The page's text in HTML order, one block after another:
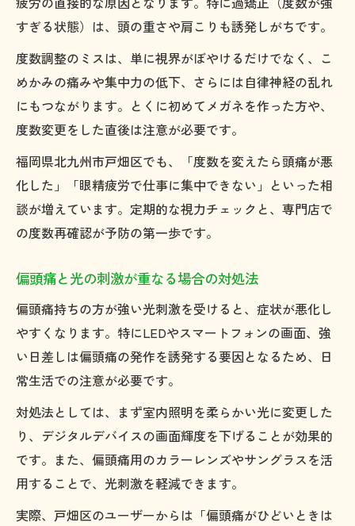
すぎる状態）は、頭の重さや肩こりも誘発しがちです。
度数調整のミスは、単に視界がぼやけるだけでなく、こ
めかみの痛みや集中力の低下、さらには自律神経の乱れ
にもつながります。とくに初めてメガネを作った方や、
度数変更をした直後は注意が必要です。
福岡県北九州市戸畑区でも、「度数を変えたら頭痛が悪
化した」「眼精疲労で仕事に集中できない」といった相
談が増えています。定期的な視力チェックと、専門店で
の度数再確認が予防の第一歩です。
偏頭痛と光の刺激が重なる場合の対処法
偏頭痛持ちの方が強い光刺激を受けると、症状が悪化し
やすくなります。特にLEDやスマートフォンの画面、強
い日差しは偏頭痛の発作を誘発する要因となるため、日
常生活での注意が必要です。
対処法としては、まず室内照明を柔らかい光に変更した
り、デジタルデバイスの画面輝度を下げることが効果的
です。また、偏頭痛用のカラーレンズやサングラスを活
用することで、光刺激を軽減できます。
実際、戸畑区のユーザーからは「偏頭痛がひどいときは